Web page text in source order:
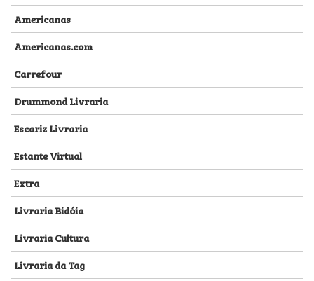
Americanas
Americanas.com
Carrefour
Drummond Livraria
Escariz Livraria
Estante Virtual
Extra
Livraria Bidóia
Livraria Cultura
Livraria da Tag